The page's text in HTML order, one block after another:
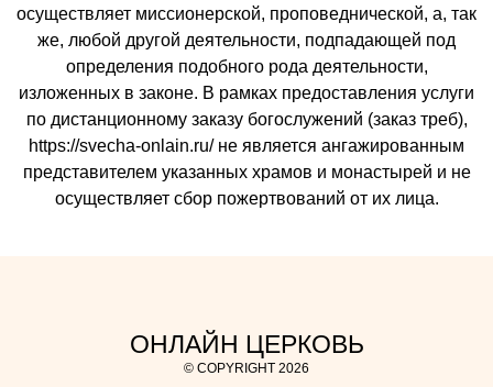
осуществляет миссионерской, проповеднической, а, так
же, любой другой деятельности, подпадающей под
определения подобного рода деятельности,
изложенных в законе. В рамках предоставления услуги
по дистанционному заказу богослужений (заказ треб),
https://svecha-onlain.ru/ не является ангажированным
представителем указанных храмов и монастырей и не
осуществляет сбор пожертвований от их лица.
ОНЛАЙН ЦЕРКОВЬ
© COPYRIGHT 2026